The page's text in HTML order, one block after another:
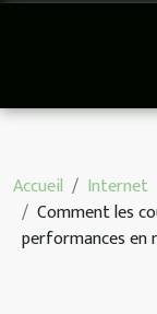
Accueil
Internet
Comment les
performances en